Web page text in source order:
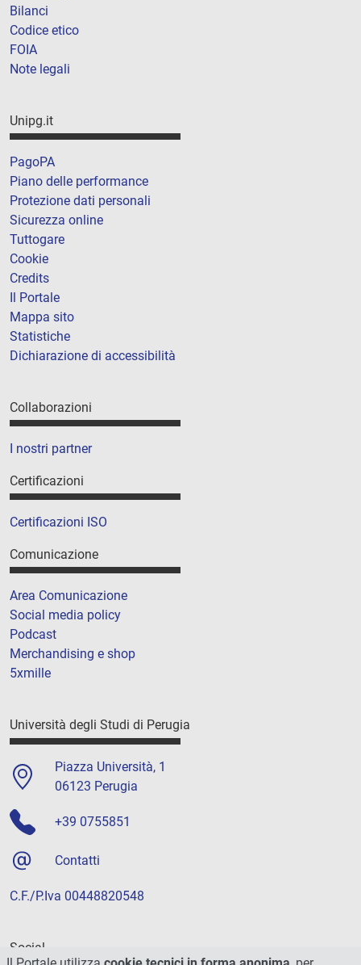
Bilanci
Codice etico
FOIA
Note legali
Unipg.it
PagoPA
Piano delle performance
Protezione dati personali
Sicurezza online
Tuttogare
Cookie
Credits
Il Portale
Mappa sito
Statistiche
Dichiarazione di accessibilità
Collaborazioni
I nostri partner
Certificazioni
Certificazioni ISO
Comunicazione
Area Comunicazione
Social media policy
Podcast
Merchandising e shop
5xmille
Università degli Studi di Perugia
Piazza Università, 1
06123 Perugia
+39 0755851
Contatti
C.F./P.Iva 00448820548
Social